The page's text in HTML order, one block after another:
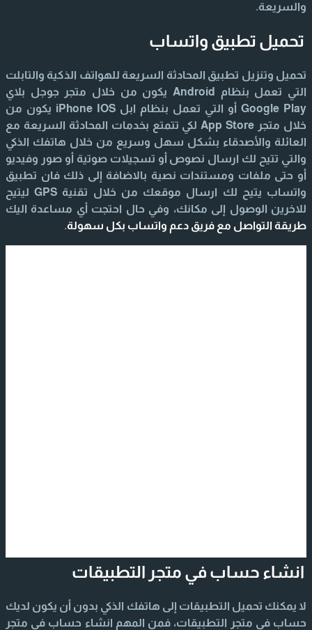
والسريعة.
تحميل تطبيق واتساب
تحميل وتنزيل تطبيق المحادثة السريعة للهواتف الذكية والتابلت
التي تعمل بنظام Android يكون من خلال متجر جوجل بلاي
Google Play أو التي تعمل بنظام ابل iPhone IOS يكون من
خلال متجر App Store لكي تتمتع بخدمات المحادثة السريعة مع
العائلة والأصدقاء بشكل سهل وسريع من خلال هاتفك الذكي
والتي تتيح لك ارسال نصوص أو تسجيلات صوتية أو صور وفيديو
أو حتى ملفات ومستندات نصية بالاضافة إلى ذلك فان تطبيق
واتساب يتيح لك ارسال موقعك من خلال تقنية GPS ليتيح
للاخرين الوصول إلى مكانك، وفي حال احتجت أي مساعدة اليك
طريقة التواصل مع فريق دعم واتساب بكل سهولة.
انشاء حساب في متجر التطبيقات
لا يمكنك تحميل التطبيقات إلى هاتفك الذكي بدون أن يكون لديك
حساب في متجر التطبيقات، فمن المهم انشاء حساب في متجر